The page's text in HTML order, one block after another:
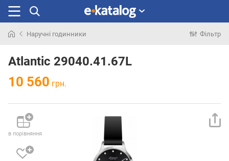
раніше
Наручні годинники Фільтр
Atlantic 29040.41.67L
10 560 грн.
в порівняння